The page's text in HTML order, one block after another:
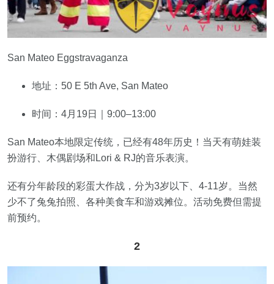
San Mateo Eggstravaganza
地址：50 E 5th Ave, San Mateo
时间：4月19日｜9:00–13:00
San Mateo本地限定传统，已经有48年历史！当天有萌娃装
扮游行、木偶剧场和Lori & RJ的音乐表演。
还有分年龄段的彩蛋大作战，分为3岁以下、4-11岁。当然
少不了兔兔拍照、各种美食车和游戏摊位。活动免费但需提
前预约。
2